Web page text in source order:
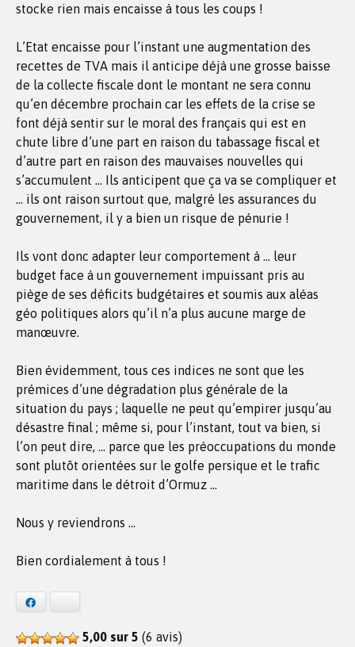
stocke rien mais encaisse à tous les coups !
L’Etat encaisse pour l’instant une augmentation des
recettes de TVA mais il anticipe déjà une grosse baisse
de la collecte fiscale dont le montant ne sera connu
qu’en décembre prochain car les effets de la crise se
font déjà sentir sur le moral des français qui est en
chute libre d’une part en raison du tabassage fiscal et
d’autre part en raison des mauvaises nouvelles qui
s’accumulent … Ils anticipent que ça va se compliquer et
… ils ont raison surtout que, malgré les assurances du
gouvernement, il y a bien un risque de pénurie !
Ils vont donc adapter leur comportement à … leur
budget face à un gouvernement impuissant pris au
piège de ses déficits budgétaires et soumis aux aléas
géo politiques alors qu’il n’a plus aucune marge de
manœuvre.
Bien évidemment, tous ces indices ne sont que les
prémices d’une dégradation plus générale de la
situation du pays ; laquelle ne peut qu’empirer jusqu’au
désastre final ; même si, pour l’instant, tout va bien, si
l’on peut dire, … parce que les préoccupations du monde
sont plutôt orientées sur le golfe persique et le trafic
maritime dans le détroit d’Ormuz …
Nous y reviendrons …
Bien cordialement à tous !
5,00 sur 5 (6 avis)